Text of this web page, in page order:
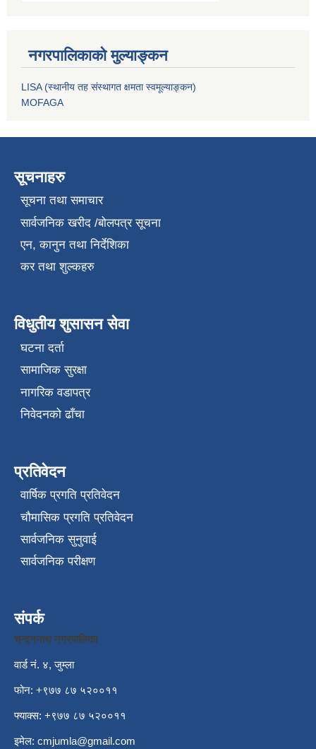
नगरपालिकाको मुल्याङ्कन
LISA (स्थानीय तह संस्थागत क्षमता स्वमूल्याङ्कन)
MOFAGA
सूचनाहरु
सूचना तथा समाचार
सार्वजनिक खरीद /बोलपत्र सूचना
एन, कानुन तथा निर्देशिका
कर तथा शुल्कहरु
विधुतीय शुसासन सेवा
घटना दर्ता
सामाजिक सुरक्षा
नागरिक वडापत्र
निवेदनको ढाँचा
प्रतिवेदन
वार्षिक प्रगति प्रतिवेदन
चौमासिक प्रगति प्रतिवेदन
सार्वजनिक सुनुवाई
सार्वजनिक परीक्षण
संपर्क
चन्दननाथ नगरपालिका
वार्ड नं. ४, जुम्ला
फोन: +९७७ ८७ ५२००११
फ्याक्स: +९७७ ८७ ५२००११
इमेल: cmjumla@gmail.com